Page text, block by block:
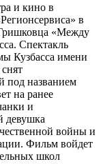
и кино в
в
«Между
Спектакль
Кузбасса имени
под названием
на ранее
и
девушка
войны и
Фильм войдет
школ